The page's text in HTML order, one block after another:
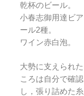
乾杯のビール。
小春志御用達ビ
ール2種。
ワイン赤白泡。
大勢に支えられ
ころは自分で確
し，張り詰めた